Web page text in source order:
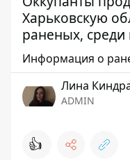
Харьковскую
раненых,
Информация о
Лина
ADMIN
👍